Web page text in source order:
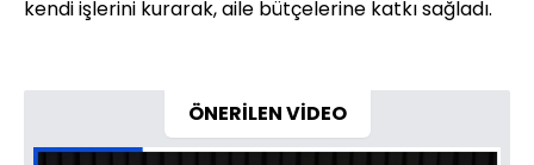
kendi işlerini kurarak, aile bütçelerine katkı sağladı.
ÖNERİLEN VİDEO